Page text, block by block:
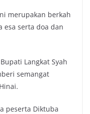
merupakan berkah
esa serta doa dan
Langkat Syah
semangat
peserta Diktuba